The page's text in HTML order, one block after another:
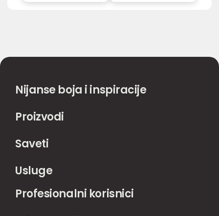
Nijanse boja i inspiracije
Proizvodi
Saveti
Usluge
Profesionalni korisnici